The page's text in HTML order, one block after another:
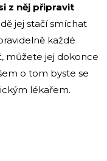
z něj připravit
jej stačí smíchat
každé
můžete jej dokonce
o tom byste se
lékařem.